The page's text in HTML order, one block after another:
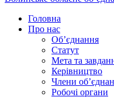
Головна
Про нас
Об’єднання
Статут
Мета та
Керівництво
Члени
Робочі органи